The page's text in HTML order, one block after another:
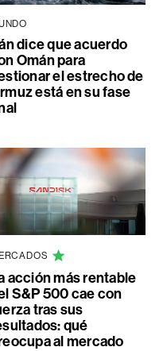
dice que acuerdo
Omán para
el estrecho de
está en su fase
acción más rentable
S&P 500 cae con
tras sus
qué
al mercado